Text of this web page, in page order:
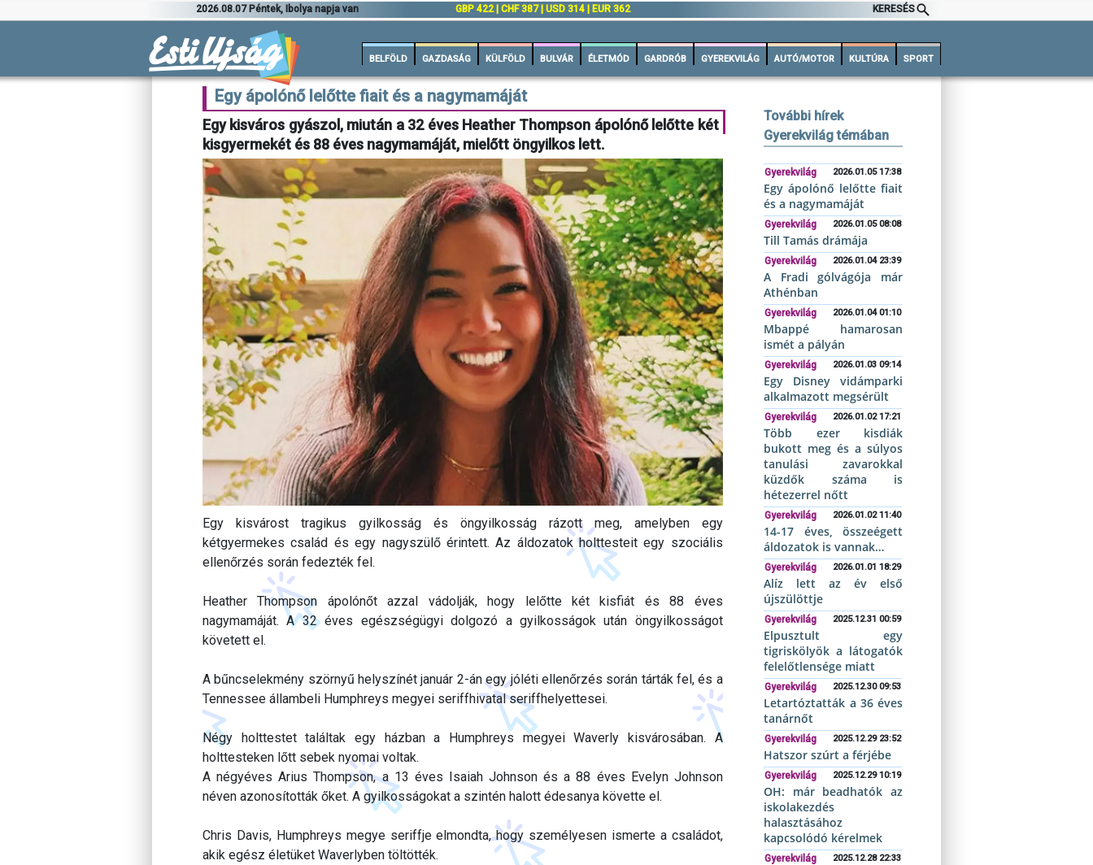
2026.08.07 Péntek, Ibolya napja van GBP 422 | CHF 387 | USD 314 | EUR 362 KERESÉS
BELFÖLD GAZDASÁG KÜLFÖLD BULVÁR ÉLETMÓD GARDRÓB GYEREKVILÁG AUTÓ/MOTOR KULTÚRA SPORT
Egy ápolónő lelőtte fiait és a nagymamáját
Egy kisváros gyászol, miután a 32 éves Heather Thompson ápolónő lelőtte két
kisgyermekét és 88 éves nagymamáját, mielőtt öngyilkos lett.
Egy kisvárost tragikus gyilkosság és öngyilkosság rázott meg, amelyben egy
kétgyermekes család és egy nagyszülő érintett. Az áldozatok holttesteit egy szociális
ellenőrzés során fedezték fel.
Heather Thompson ápolónőt azzal vádolják, hogy lelőtte két kisfiát és 88 éves
nagymamáját. A 32 éves egészségügyi dolgozó a gyilkosságok után öngyilkosságot
követett el.
A bűncselekmény szörnyű helyszínét január 2-án egy jóléti ellenőrzés során tárták fel, és a
Tennessee állambeli Humphreys megyei seriffhivatal seriffhelyettesei.
Négy holttestet találtak egy házban a Humphreys megyei Waverly kisvárosában. A
holttesteken lőtt sebek nyomai voltak.
A négyéves Arius Thompson, a 13 éves Isaiah Johnson és a 88 éves Evelyn Johnson
néven azonosították őket. A gyilkosságokat a szintén halott édesanya követte el.
Chris Davis, Humphreys megye seriffje elmondta, hogy személyesen ismerte a családot,
akik egész életüket Waverlyben töltötték.
További hírek
Gyerekvilág témában
Gyerekvilág 2026.01.05 17:38
Egy ápolónő lelőtte fiait
és a nagymamáját
Gyerekvilág 2026.01.05 08:08
Till Tamás drámája
Gyerekvilág 2026.01.04 23:39
A Fradi gólvágója már
Athénban
Gyerekvilág 2026.01.04 01:10
Mbappé hamarosan
ismét a pályán
Gyerekvilág 2026.01.03 09:14
Egy Disney vidámparki
alkalmazott megsérült
Gyerekvilág 2026.01.02 17:21
Több ezer kisdiák
bukott meg és a súlyos
tanulási zavarokkal
küzdők száma is
hétezerrel nőtt
Gyerekvilág 2026.01.02 11:40
14-17 éves, összeégett
áldozatok is vannak…
Gyerekvilág 2026.01.01 18:29
Alíz lett az év első
újszülöttje
Gyerekvilág 2025.12.31 00:59
Elpusztult egy
tigriskölyök a látogatók
felelőtlensége miatt
Gyerekvilág 2025.12.30 09:53
Letartóztatták a 36 éves
tanárnőt
Gyerekvilág 2025.12.29 23:52
Hatszor szúrt a férjébe
Gyerekvilág 2025.12.29 10:19
OH: már beadhatók az
iskolakezdés
halasztásához
kapcsolódó kérelmek
Gyerekvilág 2025.12.28 22:33